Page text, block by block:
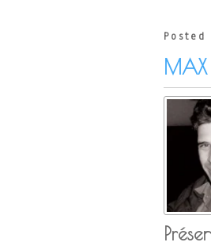
MAX